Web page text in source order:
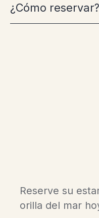
¿Cómo reservar?
Reserve su
orilla del mar